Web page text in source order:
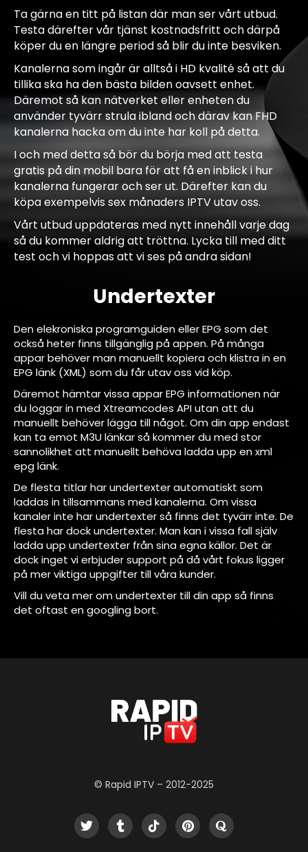
Ta gärna en titt på listan där man ser vårt utbud.
Testa därefter vår tjänst kostnadsfritt och därpå
köper du en längre period så blir du inte besviken.
Kanalerna som ingår är alltså i HD kvalité så att du
tillika ska ha den bästa bilden oavsett enhet.
Däremot så kan nätverket eller enheten du
använder tyvärr strula ibland och därav kan FHD
kanalerna hacka om du inte har koll på detta.
I och med detta så bör du börja med att testa
gratis på din mobil bara för att få en inblick i hur
kanalerna fungerar och ser ut. Därefter kan du
köpa exempelvis sex månaders IPTV utav oss.
Vårt utbud uppdateras med nytt innehåll varje dag
så du kommer aldrig att tröttna. Lycka till med ditt
test och vi hoppas att vi ses på andra sidan!
Undertexter
Den elekroniska programguiden eller EPG som det
också heter finns tillgänglig på appen. På många
appar behöver man manuellt kopiera och klistra in en
EPG länk (XML) som du får utav oss vid köp.
Däremot hämtar vissa appar EPG informationen när
du loggar in med Xtreamcodes API utan att du
manuellt behöver lägga till något. Om din app endast
kan ta emot M3U länkar så kommer du med stor
sannolikhet att manuellt behöva ladda upp en xml
epg länk.
De flesta titlar har undertexter automatiskt som
laddas in tillsammans med kanalerna. Om vissa
kanaler inte har undertexter så finns det tyvärr inte. De
flesta har dock undertexter. Man kan i vissa fall själv
ladda upp undertexter från sina egna källor. Det är
dock inget vi erbjuder support på då vårt fokus ligger
på mer viktiga uppgifter till våra kunder.
Vill du veta mer om undertexter till din app så finns
det oftast en googling bort.
© Rapid IPTV – 2012-2025